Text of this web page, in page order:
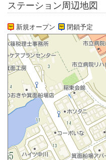
ステーション周辺地図
新規オープン 閉鎖予定